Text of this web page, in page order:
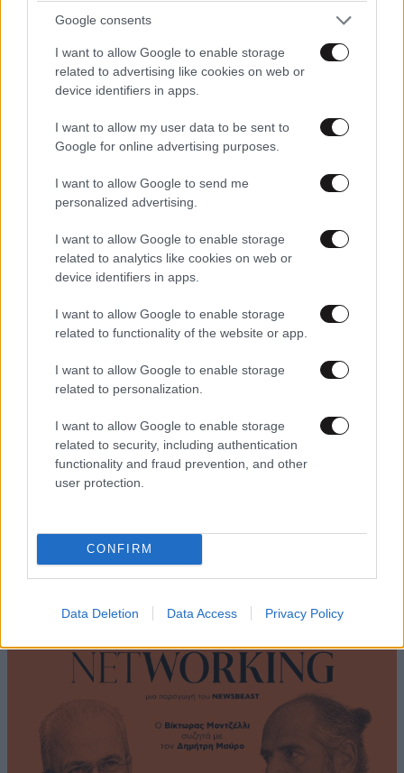
Google consents
I want to allow Google to enable storage
related to advertising like cookies on web or
device identifiers in apps.
I want to allow my user data to be sent to
Google for online advertising purposes.
I want to allow Google to send me
personalized advertising.
I want to allow Google to enable storage
related to analytics like cookies on web or
device identifiers in apps.
I want to allow Google to enable storage
related to functionality of the website or app.
I want to allow Google to enable storage
related to personalization.
I want to allow Google to enable storage
related to security, including authentication
functionality and fraud prevention, and other
user protection.
CONFIRM
Data Deletion Data Access Privacy Policy
Η σιωπηλή κατάρρευση των γυναικών – Τι
αποκαλύπτει η Dr. Καλαϊτζή
Ο ξεναγός, Κωστής Τάλως, από το
«Αθηνολόγιο» εξηγεί γιατί η αρχαία Ελλάδα
είναι viral